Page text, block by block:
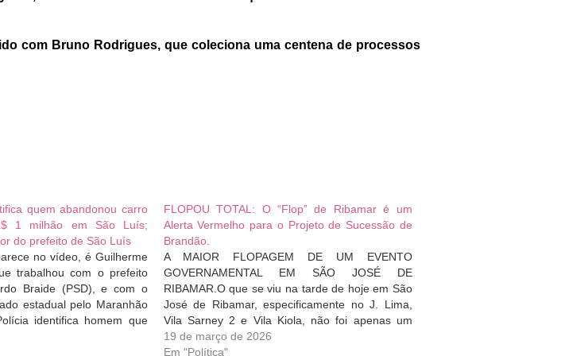
com Bruno Rodrigues, que coleciona uma centena de processos
quem abandonou carro
1 milhão em São Luís;
do prefeito de São Luís
no vídeo, é Guilherme
trabalhou com o prefeito
Braide (PSD), e com o
estadual pelo Maranhão
identifica homem que
com mais de R$ 1
de…
FLOPOU TOTAL: O “Flop” de Ribamar é um
Alerta Vermelho para o Projeto de Sucessão de
Brandão.
A MAIOR FLOPAGEM DE UM EVENTO
GOVERNAMENTAL EM SÃO JOSÉ DE
RIBAMAR.O que se viu na tarde de hoje em São
José de Ribamar, especificamente no J. Lima,
Vila Sarney 2 e Vila Kiola, não foi apenas um
evento esvaziado; foi um atestado de miopia
política. O Governo do Estado,…
19 de março de 2026
Em "Política"